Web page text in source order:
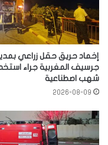
إخماد حريق حقل زراعي
جرسيف المغربية جراء
شهب اصطناعية
2026-08-09